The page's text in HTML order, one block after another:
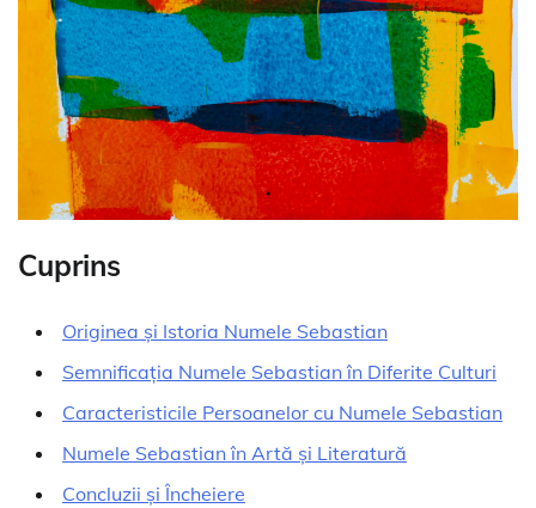
Cuprins
Originea și Istoria Numele Sebastian
Semnificația Numele Sebastian în Diferite Culturi
Caracteristicile Persoanelor cu Numele Sebastian
Numele Sebastian în Artă și Literatură
Concluzii și Încheiere